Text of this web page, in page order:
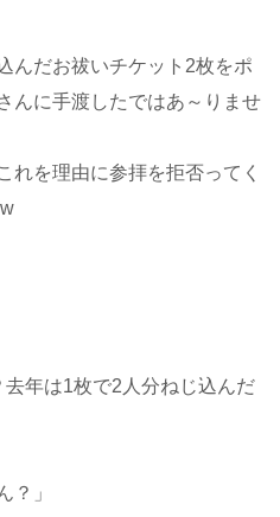
んだお祓いチケット2枚をポ
んに手渡したではあ～りませ
を理由に参拝を拒否ってく
去年は1枚で2人分ねじ込んだ
？」